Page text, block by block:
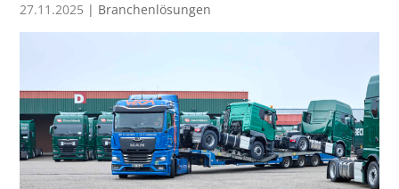
27.11.2025 | Branchenlösungen